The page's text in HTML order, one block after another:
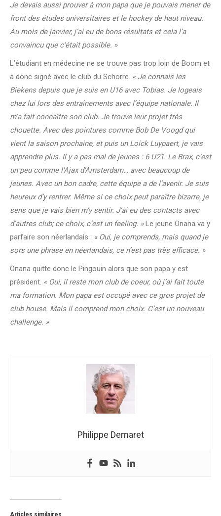
Je devais aussi prouver à mon papa que je pouvais mener de
front des études universitaires et le hockey de haut niveau.
Au mois de janvier, j’ai eu de bons résultats et cela l’a
convaincu que c’était possible. »
L’étudiant en médecine ne se trouve pas trop loin de Boom et
a donc signé avec le club du Schorre. « Je connais les
Biekens depuis que je suis en U16 avec Tobias. Je logeais
chez lui lors des entraînements avec l’équipe nationale. Il
m’a fait connaître son club. Je trouve leur projet très
chouette. Avec des pointures comme Bob De Voogd qui
vient la saison prochaine, et puis un Loick Luypaert, je vais
apprendre plus. Il y a pas mal de jeunes : 6 U21. Le Brax, c’est
un peu comme l’Ajax d’Amsterdam… avec beaucoup de
jeunes. Avec un bon cadre, cette équipe a de l’avenir. Je suis
heureux d’y rentrer. Même si ce choix peut paraître bizarre, je
sens que je vais bien m’y sentir. J’ai eu des contacts avec
d’autres club; ce choix, c’est un feeling. »Le jeune Onana va y
parfaire son néerlandais : « Oui, je comprends, mais quand je
sors une phrase en néerlandais, ce n’est pas très efficace. »
Onana quitte donc le Pingouin alors que son papa y est
président. « Oui, il reste mon club de coeur, où j’ai fait toute
ma formation. Mon papa est occupé avec ce gros projet de
club house. Mais il comprend mon choix. C’est un nouveau
challenge. »
Philippe Demaret
Articles similaires